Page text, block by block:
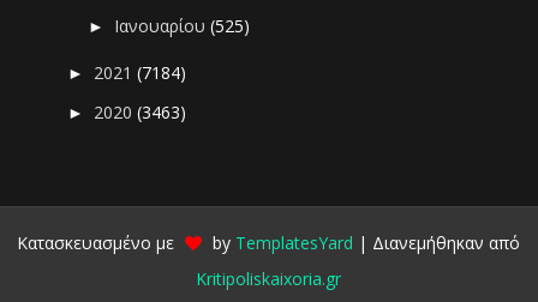
► Ιανουαρίου(525)
► 2021(7184)
► 2020(3463)
Κατασκευασμένο με by TemplatesYard | Διανεμήθηκαν από
Kritipoliskaixoria.gr